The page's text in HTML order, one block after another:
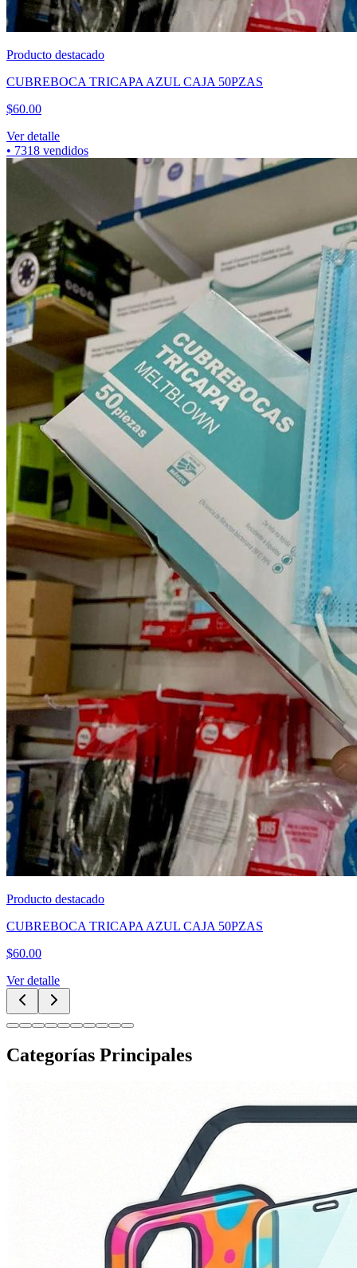
Producto destacado
CUBREBOCA TRICAPA AZUL CAJA 50PZAS
$60.00
Ver detalle
• 7318 vendidos
Producto destacado
CUBREBOCA TRICAPA AZUL CAJA 50PZAS
$60.00
Ver detalle
Categorías Principales